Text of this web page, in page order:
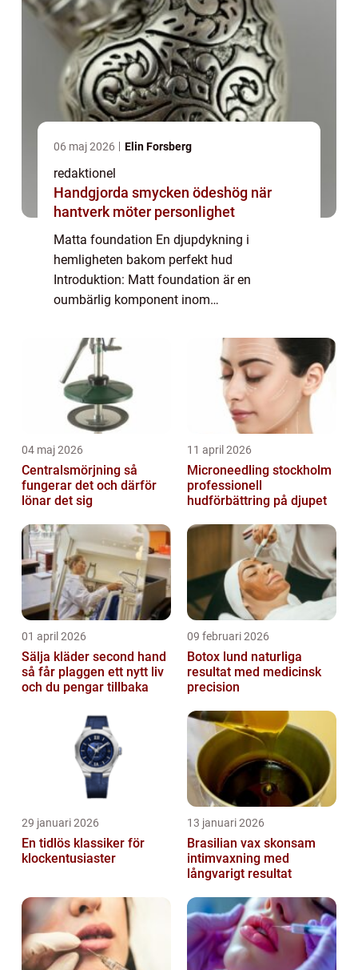
06 maj 2026 Elin Forsberg
redaktionel
Handgjorda smycken ödeshög när
hantverk möter personlighet
Matta foundation En djupdykning i
hemligheten bakom perfekt hud
Introduktion: Matt foundation är en
oumbärlig komponent inom
en felfri bas för överlägsen hud. I denna
artikel kommer vi att utforska allt du b...
04 maj 2026
Centralsmörjning så
fungerar det och därför
lönar det sig
11 april 2026
Microneedling stockholm
professionell
hudförbättring på djupet
01 april 2026
Sälja kläder second hand
så får plaggen ett nytt liv
och du pengar tillbaka
09 februari 2026
Botox lund naturliga
resultat med medicinsk
precision
29 januari 2026
En tidlös klassiker för
klockentusiaster
13 januari 2026
Brasilian vax skonsam
intimvaxning med
långvarigt resultat